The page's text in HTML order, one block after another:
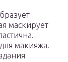
маскирует
макияжа.